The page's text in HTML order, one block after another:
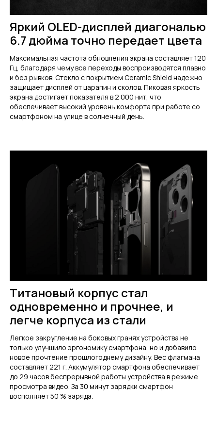
Яркий OLED-дисплей диагональю
6.7 дюйма точно передает цвета
Максимальная частота обновления экрана составляет 120
Гц, благодаря чему все переходы воспроизводятся плавно
и без рывков. Стекло с покрытием Ceramic Shield надежно
защищает дисплей от царапин и сколов. Пиковая яркость
экрана достигает показателя в 2 000 нит, что
обеспечивает высокий уровень комфорта при работе со
смартфоном на улице в солнечный день.
Титановый корпус стал
одновременно и прочнее, и
легче корпуса из стали
Легкое закругление на боковых гранях устройства не
только улучшило эргономику смартфона, но и добавило
новое прочтение прошлогоднему дизайну. Вес флагмана
составляет 221 г. Аккумулятор смартфона обеспечивает
до 29 часов беспрерывной работы устройства в режиме
просмотра видео. За 30 минут зарядки смартфон
восполняет 50 % заряда.